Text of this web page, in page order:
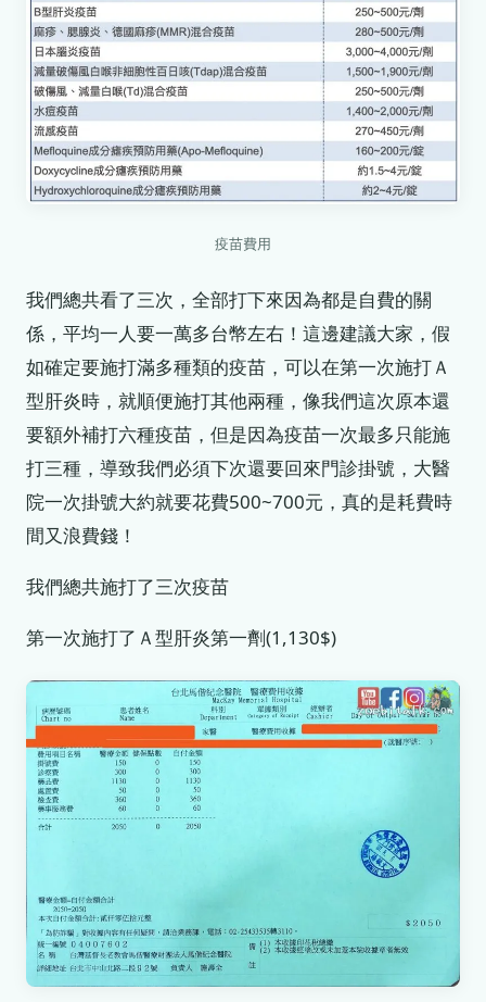
疫苗費用
我們總共看了三次，全部打下來因為都是自費的關
係，平均一人要一萬多台幣左右！這邊建議大家，假
如確定要施打滿多種類的疫苗，可以在第一次施打Ａ
型肝炎時，就順便施打其他兩種，像我們這次原本還
要額外補打六種疫苗，但是因為疫苗一次最多只能施
打三種，導致我們必須下次還要回來門診掛號，大醫
院一次掛號大約就要花費500~700元，真的是耗費時
間又浪費錢！
我們總共施打了三次疫苗
第一次施打了Ａ型肝炎第一劑(1,130$)